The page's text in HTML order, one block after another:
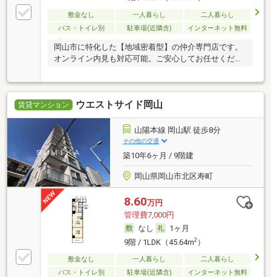
敷金なし 一人暮らし
二人暮らし
バス・トイレ別
駐車場(近隣含) インターネット無料
岡山市に特化した【地域密着型】の仲介専門店です。
オンライン内見も対応可能。ご安心してお任せくださ
賃貸マンション ウエストサイド岡山
山陽本線 岡山駅 徒歩8分
その他の交通
築10年6ヶ月 / 9階建
岡山県岡山市北区寿町
8.60万円
管理費7,000円
なし
1ヶ月
9階 / 1LDK（45.64m2）
敷金なし 一人暮らし
二人暮らし
バス・トイレ別
駐車場(近隣含) インターネット無料